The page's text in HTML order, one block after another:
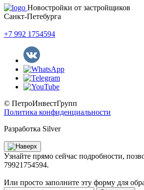
Новостройки от застройщиков
Санкт-Петебурга
+7 992 1754594
© ПетроИнвестГрупп
Политика конфиденциальности
Разработка Silver
Узнайте прямо сейчас подробности,
79921754594.
Или просто заполните эту форму для